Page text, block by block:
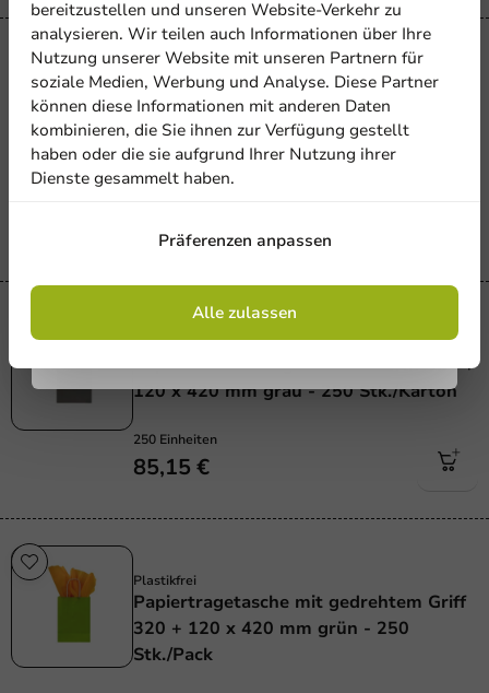
Plastikfrei
Papiertasche mit gedrehtem Griff 320 +
120 x 420 mm schwarz – 250
Stk/Karton
85,15 €
Plastikfrei
Plastikfrei
Papiertasche mit gedrehtem Griff 320 +
120 x 420 mm grau - 250 Stk./Karton
250 Einheiten
85,15 €
Plastikfrei
Plastikfrei
Papiertragetasche mit gedrehtem Griff
320 + 120 x 420 mm grün - 250
Stk./Pack
bereitzustellen und unseren Website-Verkehr zu
analysieren. Wir teilen auch Informationen über Ihre
Nutzung unserer Website mit unseren Partnern für
soziale Medien, Werbung und Analyse. Diese Partner
können diese Informationen mit anderen Daten
kombinieren, die Sie ihnen zur Verfügung gestellt
haben oder die sie aufgrund Ihrer Nutzung ihrer
Dienste gesammelt haben.
Präferenzen anpassen
Alle zulassen
Abonnieren Sie unseren
Newsletter!
denAllgemeinen Geschäftsbedingungen
einverstanden
Datenschutzrichtlinie.